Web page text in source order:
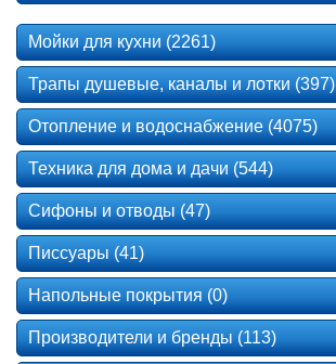
Мойки для кухни (2261)
Трапы душевые, каналы и лотки (397)
Отопление и водоснабжение (4075)
Техника для дома и дачи (544)
Сифоны и отводы (47)
Писсуары (41)
Напольные покрытия (0)
Производители и бренды (113)